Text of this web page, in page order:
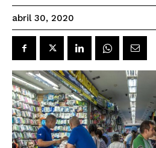
abril 30, 2020